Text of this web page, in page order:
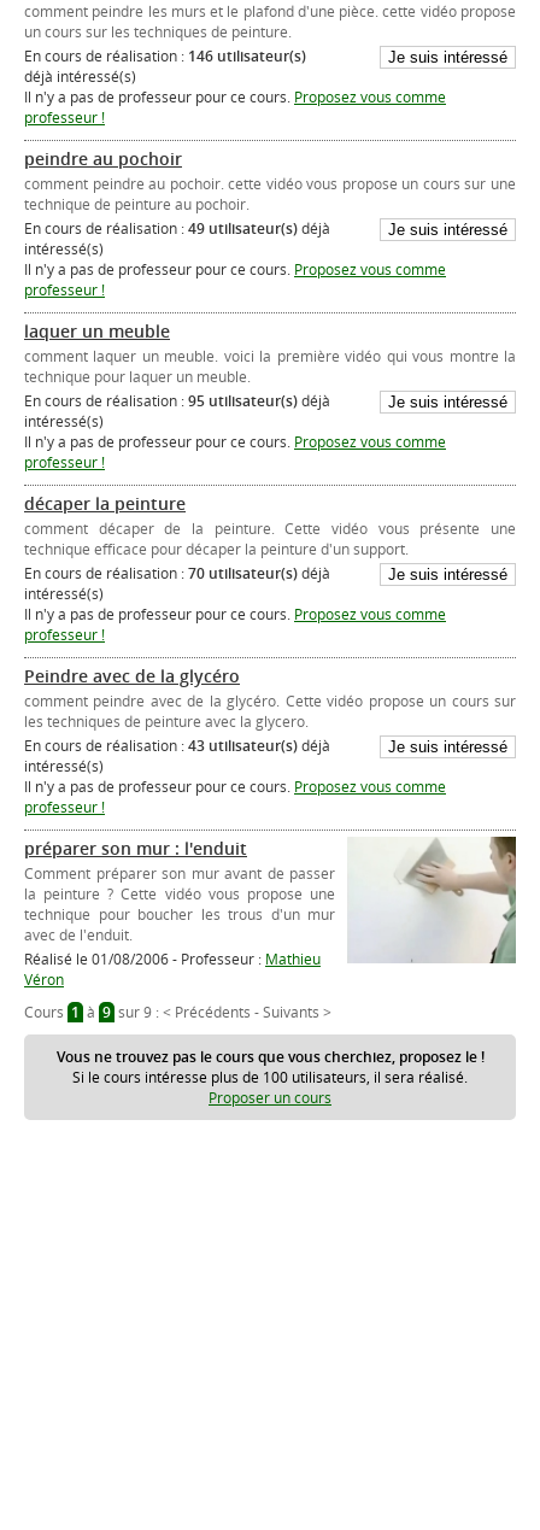
comment peindre les murs et le plafond d'une pièce. cette vidéo propose
un cours sur les techniques de peinture.
En cours de réalisation : 146 utilisateur(s)
déjà intéressé(s)
Il n'y a pas de professeur pour ce cours. Proposez vous comme
professeur !
peindre au pochoir
comment peindre au pochoir. cette vidéo vous propose un cours sur une
technique de peinture au pochoir.
En cours de réalisation :49 utilisateur(s)déjà
intéressé(s)
Il n'y a pas de professeur pour ce cours. Proposez vous comme
professeur !
laquer un meuble
comment laquer un meuble. voici la première vidéo qui vous montre la
technique pour laquer un meuble.
En cours de réalisation :95 utilisateur(s)déjà
intéressé(s)
Il n'y a pas de professeur pour ce cours. Proposez vous comme
professeur !
décaper la peinture
comment décaper de la peinture. Cette vidéo vous présente une
technique efficace pour décaper la peinture d'un support.
En cours de réalisation :70 utilisateur(s)déjà
intéressé(s)
Il n'y a pas de professeur pour ce cours. Proposez vous comme
professeur !
Peindre avec de la glycéro
comment peindre avec de la glycéro. Cette vidéo propose un cours sur
les techniques de peinture avec la glycero.
En cours de réalisation :43 utilisateur(s)déjà
intéressé(s)
Il n'y a pas de professeur pour ce cours. Proposez vous comme
professeur !
préparer son mur : l'enduit
Comment préparer son mur avant de passer
la peinture ? Cette vidéo vous propose une
technique pour boucher les trous d'un mur
avec de l'enduit.
Réalisé le 01/08/2006 - Professeur : Mathieu
Véron
Cours 1à 9sur 9 :< Précédents -Suivants >
Vous ne trouvez pas le cours que vous cherchiez, proposez le !
Si le cours intéresse plus de 100 utilisateurs, il sera réalisé.
Proposer un cours